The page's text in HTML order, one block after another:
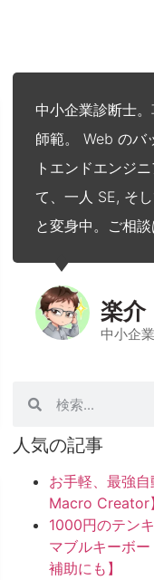
中小企業診断士
師範。 Web のバ
トエンドエンジ
て、一人 SE, そ
と変身中。ご相談
楽介
中小企
人気の記事
お手軽、最強
Macro Creator
1000円のテン
マブルキーボ
補助にも】